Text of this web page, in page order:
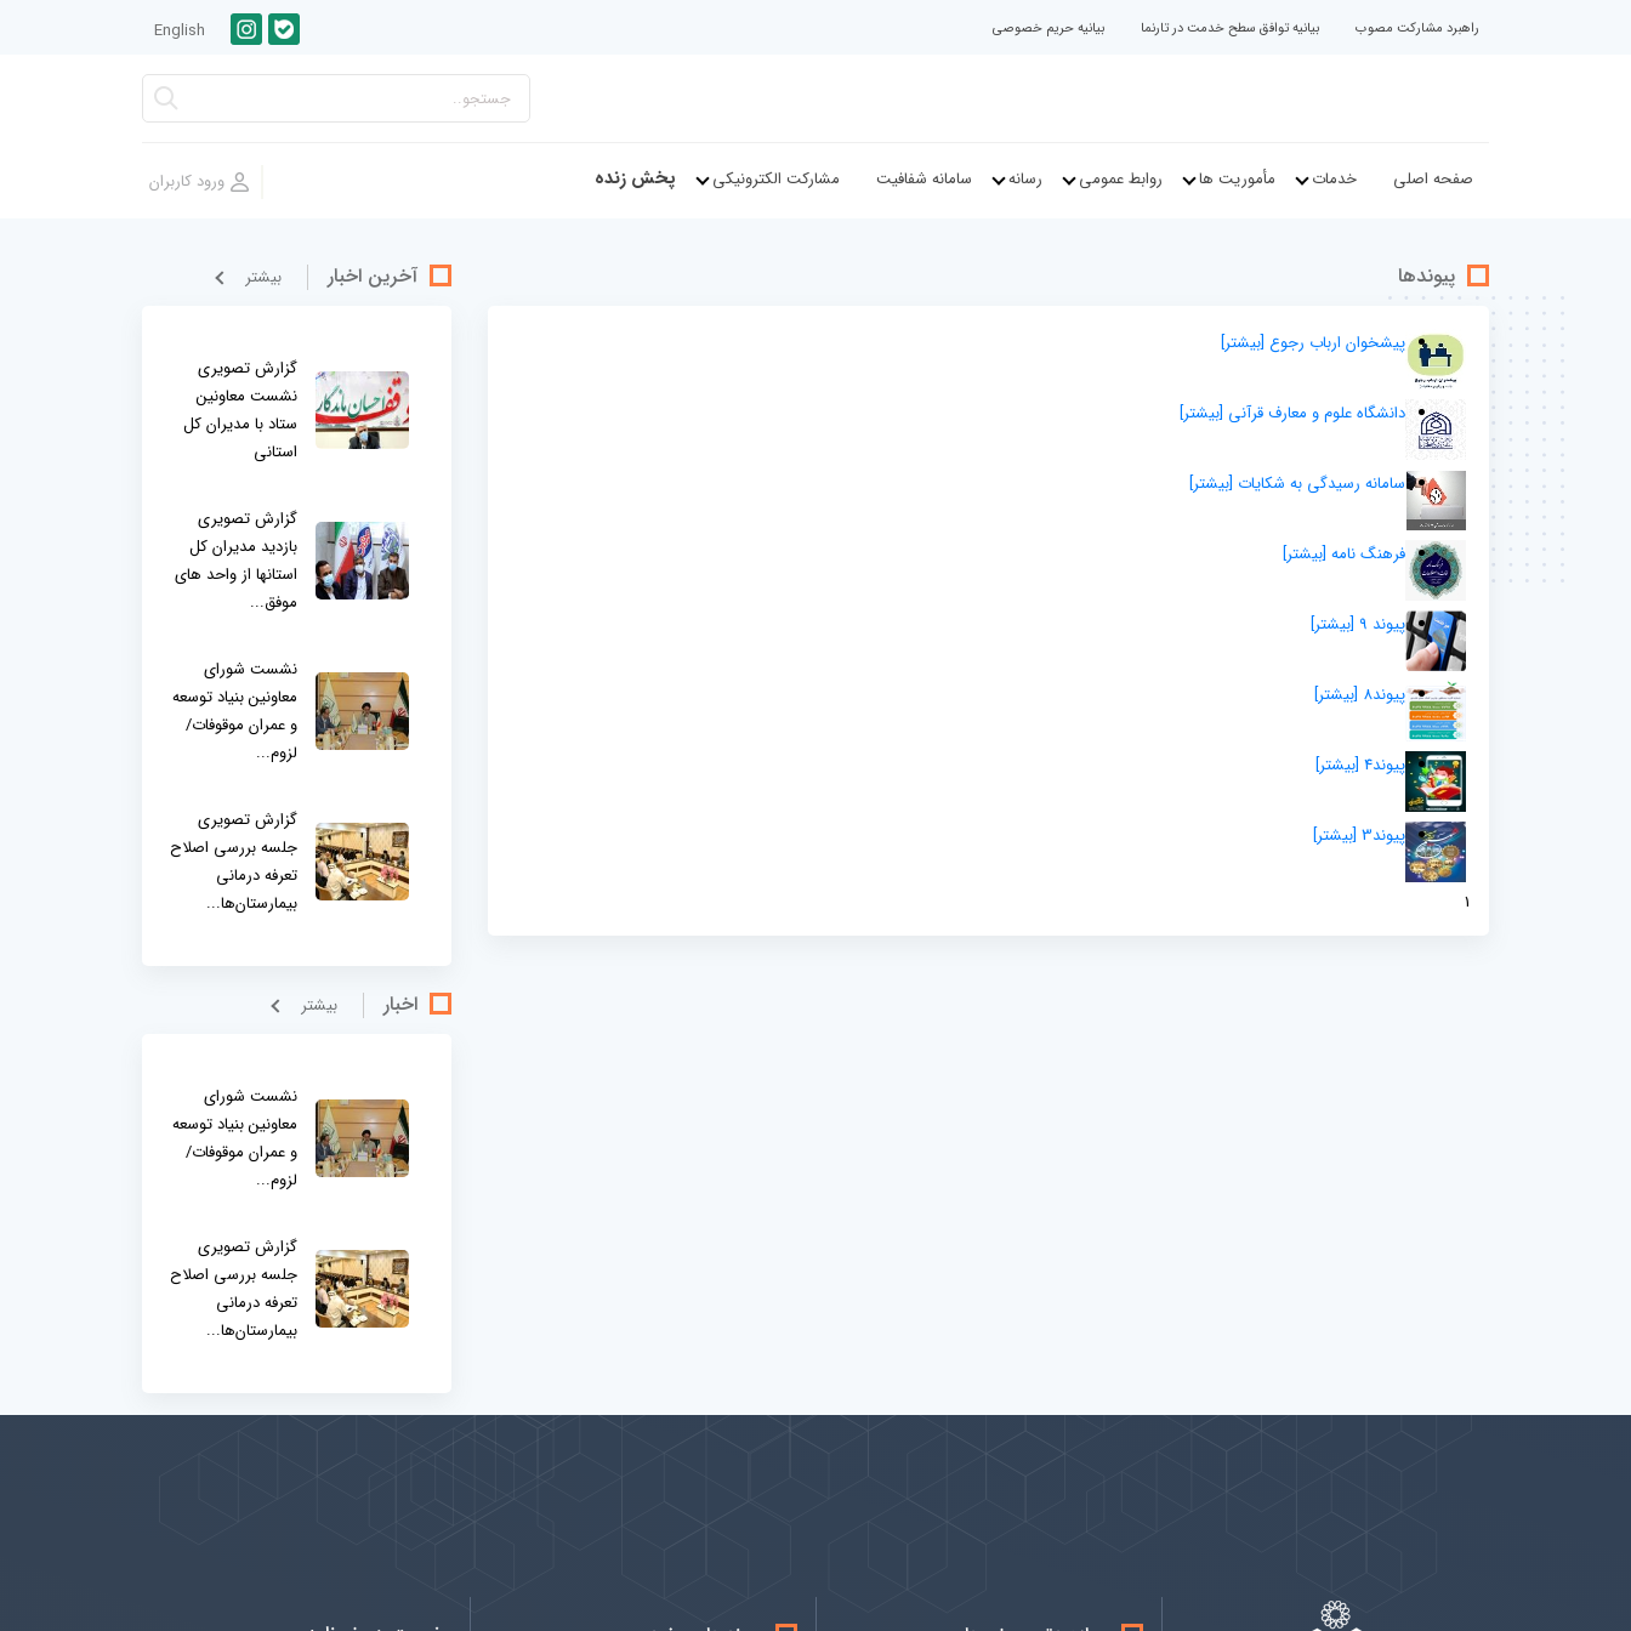
راهبرد مشارکت مصوب بیانیه توافق سطح خدمت در تارنما بیانیه حریم خصوصی English
صفحه اصلی خدمات مأموریت ها روابط عمومی رسانه سامانه شفافیت مشارکت الکترونیکی پخش زنده
پیوندها
پیشخوان ارباب رجوع [بيشتر]
دانشگاه علوم و معارف قرآنی [بيشتر]
سامانه رسیدگی به شکایات [بيشتر]
فرهنگ نامه [بيشتر]
پیوند 9 [بيشتر]
پیوند8 [بيشتر]
پیوند4 [بيشتر]
پیوند3 [بيشتر]
1
آخرین اخبار بيشتر
گزارش تصویری
نشست معاونین
ستاد با مدیران کل
استانی
گزارش تصویری
بازدید مدیران کل
استانها از واحد های
موفق...
نشست شورای
معاونین بنیاد توسعه
و عمران موقوفات/
لزوم...
گزارش تصویری
جلسه بررسی اصلاح
تعرفه درمانی
بیمارستان‌ها...
اخبار بيشتر
نشست شورای
معاونین بنیاد توسعه
و عمران موقوفات/
لزوم...
گزارش تصویری
جلسه بررسی اصلاح
تعرفه درمانی
بیمارستان‌ها...